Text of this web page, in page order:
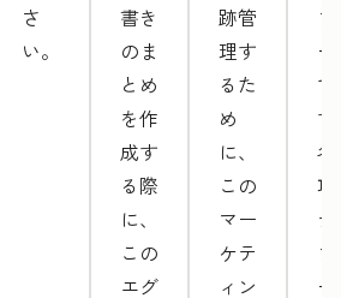
さ
い。
書き
のま
とめ
を作
成す
る際
に、
この
エグ
跡管
理す
るた
め
に、
この
マー
ケテ
ィン
で
各
項